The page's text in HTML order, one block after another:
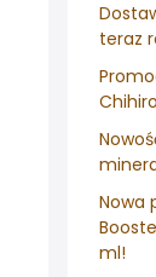
teraz
Nowa
ml!